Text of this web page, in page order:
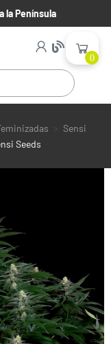
la Península
0
Sensi
Seeds